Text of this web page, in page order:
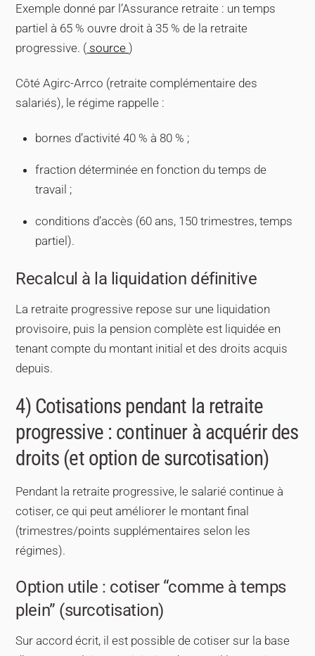
Exemple donné par l’Assurance retraite : un temps
partiel à 65 % ouvre droit à 35 % de la retraite
progressive. ( source)
Côté Agirc-Arrco (retraite complémentaire des
salariés), le régime rappelle :
bornes d’activité 40 % à 80 % ;
fraction déterminée en fonction du temps de
travail ;
conditions d’accès (60 ans, 150 trimestres, temps
partiel).
Recalcul à la liquidation définitive
La retraite progressive repose sur une liquidation
provisoire, puis la pension complète est liquidée en
tenant compte du montant initial et des droits acquis
depuis.
4) Cotisations pendant la retraite
progressive : continuer à acquérir des
droits (et option de surcotisation)
Pendant la retraite progressive, le salarié continue à
cotiser, ce qui peut améliorer le montant final
(trimestres/points supplémentaires selon les
régimes).
Option utile : cotiser “comme à temps
plein” (surcotisation)
Sur accord écrit, il est possible de cotiser sur la base